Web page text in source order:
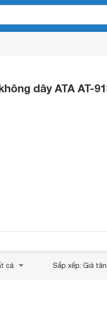
dây ATA AT-
cả Sắp xếp: Giá